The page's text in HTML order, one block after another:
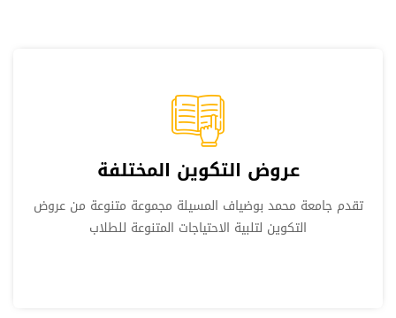
عروض التكوين المختلفة
تقدم جامعة محمد بوضياف المسيلة مجموعة متنوعة من عروض
التكوين لتلبية الاحتياجات المتنوعة للطلاب